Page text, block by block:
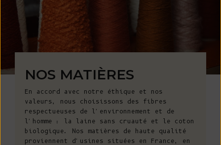
NOS MATIÈRES
En accord avec notre éthique et nos
valeurs, nous choisissons des fibres
respectueuses de l'environnement et de
l'homme : la laine sans cruauté et le coton
biologique. Nos matières de haute qualité
proviennent d'usines situées en France, en